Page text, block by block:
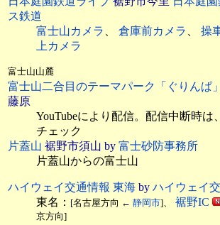
ス鉄道
富士山カメラ 、 倉庫前カメラ 、 操
上カメラ
富士山山麓
富士山二合目のテーマパーク「ぐりんぱ」
藤原
YouTubeにより配信。配信中断時は、
チェック
片蓋山 裾野市須山 by 富士砂防事務所
片蓋山からの富士山
ハイウェイ交通情報 東海 by ハイウェイ
東名： [名古屋方向 ← 静岡市]、 裾野IC
京方向]